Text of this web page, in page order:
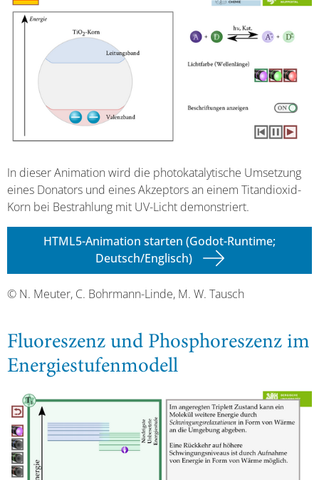
In dieser Animation wird die photokatalytische Umsetzung
eines Donators und eines Akzeptors an einem Titandioxid-
Korn bei Bestrahlung mit UV-Licht demonstriert.
HTML5-Animation starten (Godot-Runtime;
Deutsch/Englisch)
© N. Meuter, C. Bohrmann-Linde, M. W. Tausch
Fluoreszenz und Phosphoreszenz im
Energiestufenmodell